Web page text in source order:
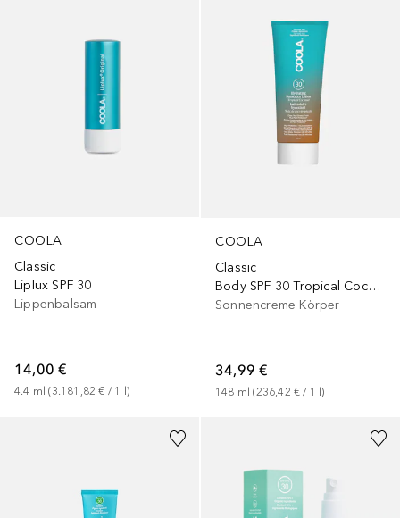
COOLA
Classic
Liplux SPF 30
Lippenbalsam
14,00 €
4.4 ml (3.181,82 € / 1 )
COOLA
Classic
Body SPF 30 Tropical Coconut
Sonnencreme Körper
34,99 €
148 ml (236,42 € / 1 l)